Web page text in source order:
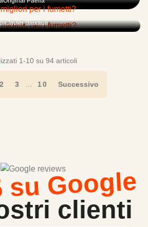
per i fumetti?
daJavier Baixauli
1-10 su 94 articoli
2 3 … 10 Successivo
su Google
clienti